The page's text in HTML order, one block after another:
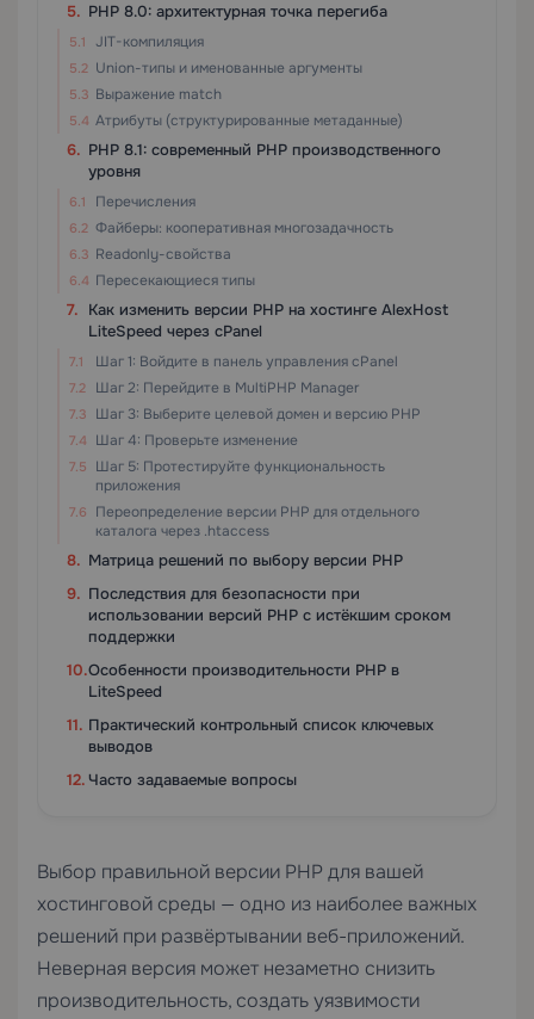
PHP 8.0: архитектурная точка перегиба
JIT-компиляция
Union-типы и именованные аргументы
Выражение match
Атрибуты (структурированные метаданные)
PHP 8.1: современный PHP производственного
уровня
Перечисления
Файберы: кооперативная многозадачность
Readonly-свойства
Пересекающиеся типы
Как изменить версии PHP на хостинге AlexHost
LiteSpeed через cPanel
Шаг 1: Войдите в панель управления cPanel
Шаг 2: Перейдите в MultiPHP Manager
Шаг 3: Выберите целевой домен и версию PHP
Шаг 4: Проверьте изменение
Шаг 5: Протестируйте функциональность
приложения
Переопределение версии PHP для отдельного
каталога через .htaccess
Матрица решений по выбору версии PHP
Последствия для безопасности при
использовании версий PHP с истёкшим сроком
поддержки
Особенности производительности PHP в
LiteSpeed
Практический контрольный список ключевых
выводов
Часто задаваемые вопросы
Выбор правильной версии PHP для вашей
хостинговой среды — одно из наиболее важных
решений при развёртывании веб-приложений.
Неверная версия может незаметно снизить
производительность, создать уязвимости